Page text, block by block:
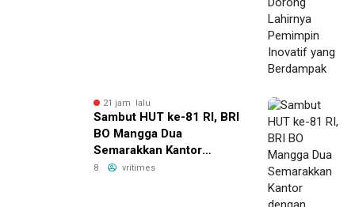
21 jam lalu
Sambut HUT ke-81 RI, BRI
BO Mangga Dua
Semarakkan Kantor
dengan Nuansa Merah
8 vritimes